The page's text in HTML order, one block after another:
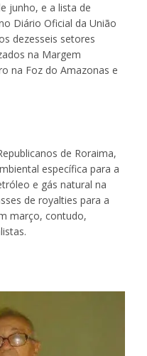
junho, e a lista de
Diário Oficial da União
dezesseis setores
na Margem
na Foz do Amazonas e
de Roraima,
específica para a
e gás natural na
de royalties para a
março, contudo,